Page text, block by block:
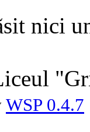
nici
WSP 0.4.7